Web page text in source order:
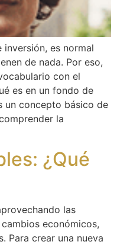
es normal
de nada. Por eso,
con el
es en un fondo de
un concepto básico de
la
¿Qué
las
económicos,
Para crear una nueva